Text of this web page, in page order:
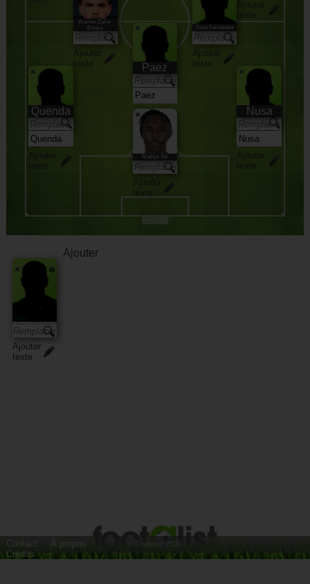
Warren Zaïre-
Emery
Ajouter
texte
Enzo Fernández
Ajouter
texte
Paez
Ajouter
texte
Nusa
Ajouter
Quenda
Mathys Tel
Ajouter
texte
Ajouter
texte
Ajouter
Contact
À propos
Crédits
© Footalist 2026